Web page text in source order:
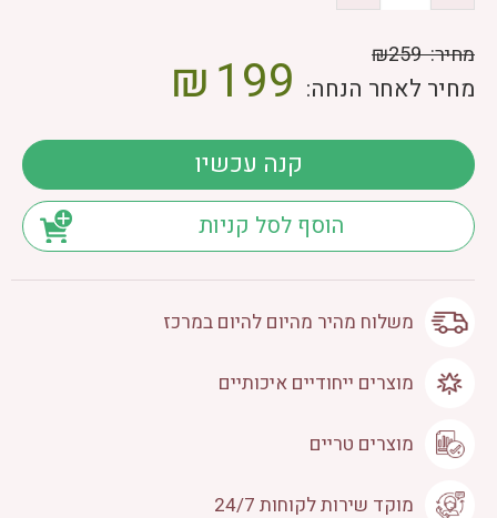
מחיר:₪259
מחיר לאחר הנחה: 199
₪
קנה עכשיו
הוסף לסל קניות
משלוח מהיר מהיום להיום במרכז
מוצרים ייחודיים איכותיים
מוצרים טריים
מוקד שירות לקוחות 24/7